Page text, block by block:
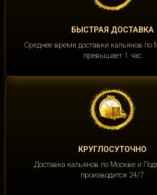
БЫСТРАЯ ДОСТАВКА
Среднее время доставки кальянов по
превышает 1 час
КРУГЛОСУТОЧНО
Доставка кальянов по Москве и
производится 24/7